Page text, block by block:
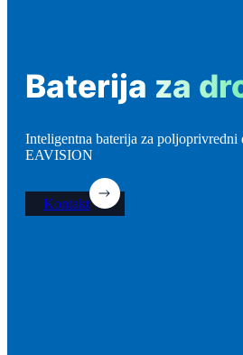
Baterija za
Inteligentna baterija za poljoprivredni
EAVISION
Kontakt